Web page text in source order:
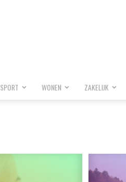
SPORT WONEN ZAKELIJK